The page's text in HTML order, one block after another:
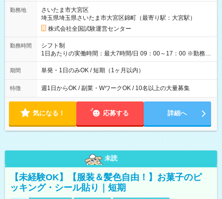
例】 ・河合塾模擬試験 8:30～17:30（休憩1時間） 時給1,300円
×8時間＝日収10,400円＋交通費 ※当日の役割により時給＋100
円の場合あり ・国家試験 7:00～13:30（休憩なし） 時給1,300
円（役割手当＋100円）×6時間＝日収8,400円＋交通費 【試用期
間】試用期間なし
勤務地
さいたま市大宮区
埼玉県埼玉県さいたま市大宮区錦町（最寄り駅：大宮駅）
株式会社全国試験運営センター
勤務時間
シフト制
1日あたりの実働時間：最大7時間/日 09：00～17：00 ※勤務時
間は 試験により異なります。
期間 単発・1日のみOK / 短期（1ヶ月以内）
特徴 週1日からOK / 副業・WワークOK / 10名以上の大量募集
気になる！ 応募する 詳細へ
未読
【未経験OK】【服装＆髪色自由！】お菓子のピ
ッキング・シール貼り｜短期